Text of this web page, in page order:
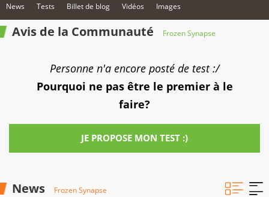
News Tests Billet de blog Vidéos Images
Avis de la Communauté Frozen Synapse
Personne n'a encore posté de test :/
Pourquoi ne pas être le premier à le
faire?
JE PROPOSE MON TEST :)
News Frozen Synapse